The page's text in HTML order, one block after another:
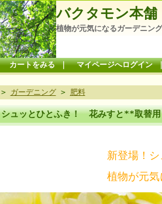
バクタモン本舗
植物が元気になるガーデニン
カートをみる｜ マイページへログイン
> ガーデニング> 肥料
シュッとひとふき！ 花みすと**取替
新登場！
植物が元気